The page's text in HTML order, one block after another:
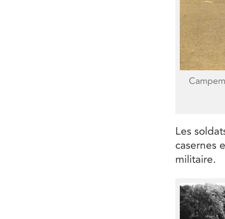
Les
casernes
militaire.